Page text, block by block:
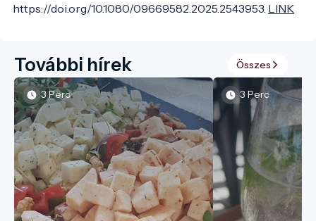
https://doi.org/10.1080/09669582.2025.2543953. LINK
További hírek Összes
3 Perc 3 Perc